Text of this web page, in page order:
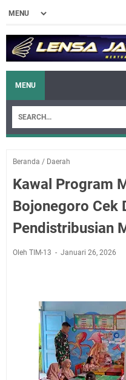
MENU
Beranda / Daerah
Kawal Program
Bojonegoro Cek
Pendistribusian
Oleh TIM-13 Januari 26, 2026